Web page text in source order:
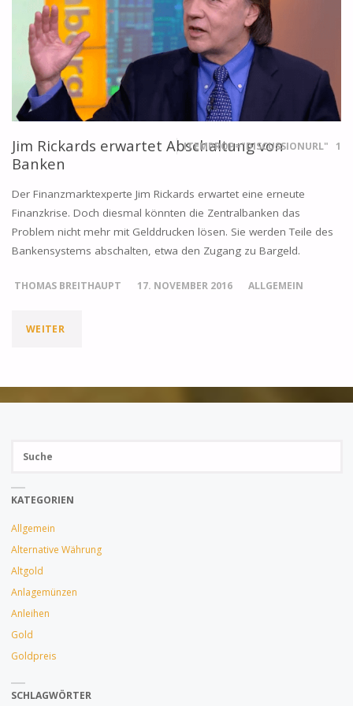
Jim Rickards erwartet Abschaltung von
Banken
ITEMPROP="DISCUSSIONURL" 1
Der Finanzmarktexperte Jim Rickards erwartet eine erneute
Finanzkrise. Doch diesmal könnten die Zentralbanken das
Problem nicht mehr mit Gelddrucken lösen. Sie werden Teile des
Bankensystems abschalten, etwa den Zugang zu Bargeld.
THOMAS BREITHAUPT 17. NOVEMBER 2016 ALLGEMEIN
WEITER"JIM
ERWARTET
KATEGORIEN
Allgemein
Alternative Währung
Altgold
Anlagemünzen
Anleihen
Gold
Goldpreis
SCHLAGWÖRTER